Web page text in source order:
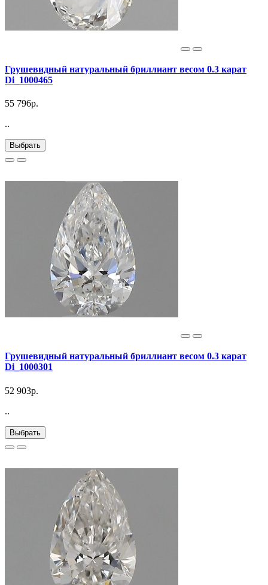
Грушевидный натуральный бриллиант весом 0.3 карат
Di_1000465
55 796р.
..
Выбрать
Грушевидный натуральный бриллиант весом 0.3 карат
Di_1000301
52 903р.
..
Выбрать